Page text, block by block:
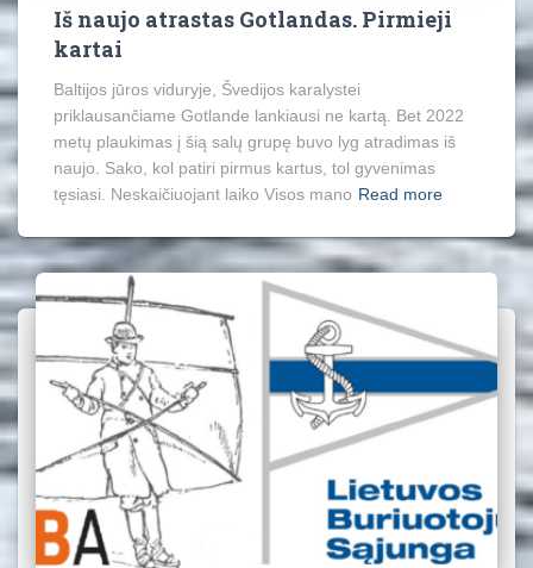
Iš naujo atrastas Gotlandas. Pirmieji
kartai
Baltijos jūros viduryje, Švedijos karalystei
priklausančiame Gotlande lankiausi ne kartą. Bet 2022
metų plaukimas į šią salų grupę buvo lyg atradimas iš
naujo. Sako, kol patiri pirmus kartus, tol gyvenimas
tęsiasi. Neskaičiuojant laiko Visos mano Read more